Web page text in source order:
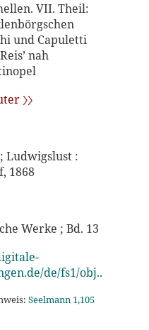
VII. Theil:
und Capuletti
nah
〉〉
Ludwigslust :
1868
Werke ; Bd. 13
de/fs1/obj..
Seelmann 1,105